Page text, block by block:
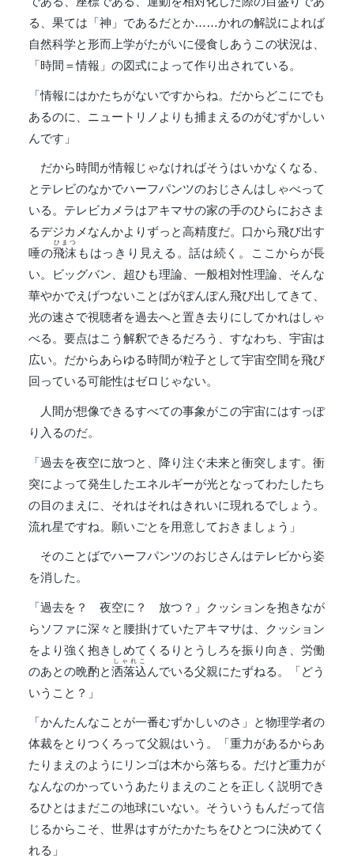
る、果ては「神」であるだとか……かれの解説によれば
自然科学と形而上学がたがいに侵食しあうこの状況は、
「時間＝情報」の図式によって作り出されている。
「情報にはかたちがないですからね。だからどこにでも
あるのに、ニュートリノよりも捕まえるのがむずかしい
んです」
だから時間が情報じゃなければそうはいかなくなる、
とテレビのなかでハーフパンツのおじさんはしゃべって
いる。テレビカメラはアキマサの家の手のひらにおさま
るデジカメなんかよりずっと高精度だ。口から飛び出す
唾の飛沫
ひまつ
もはっきり見える。話は続く。ここからが長
い。ビッグバン、超ひも理論、一般相対性理論、そんな
華やかでえげつないことばがぽんぽん飛び出してきて、
光の速さで視聴者を過去へと置き去りにしてかれはしゃ
べる。要点はこう解釈できるだろう、すなわち、宇宙は
広い。だからあらゆる時間が粒子として宇宙空間を飛び
回っている可能性はゼロじゃない。
人間が想像できるすべての事象がこの宇宙にはすっぽ
り入るのだ。
「過去を夜空に放つと、降り注ぐ未来と衝突します。衝
突によって発生したエネルギーが光となってわたしたち
の目のまえに、それはそれはきれいに現れるでしょう。
流れ星ですね。願いごとを用意しておきましょう」
そのことばでハーフパンツのおじさんはテレビから姿
を消した。
「過去を？ 夜空に？ 放つ？」クッションを抱きなが
らソファに深々と腰掛けていたアキマサは、クッション
をより強く抱きしめてくるりとうしろを振り向き、労働
のあとの晩酌と洒落込
しゃれこ
んでいる父親にたずねる。「どう
いうこと？」
「かんたんなことが一番むずかしいのさ」と物理学者の
体裁をとりつくろって父親はいう。「重力があるからあ
たりまえのようにリンゴは木から落ちる。だけど重力が
なんなのかっていうあたりまえのことを正しく説明でき
るひとはまだこの地球にいない。そういうもんだって信
じるからこそ、世界はすがたかたちをひとつに決めてく
れる」